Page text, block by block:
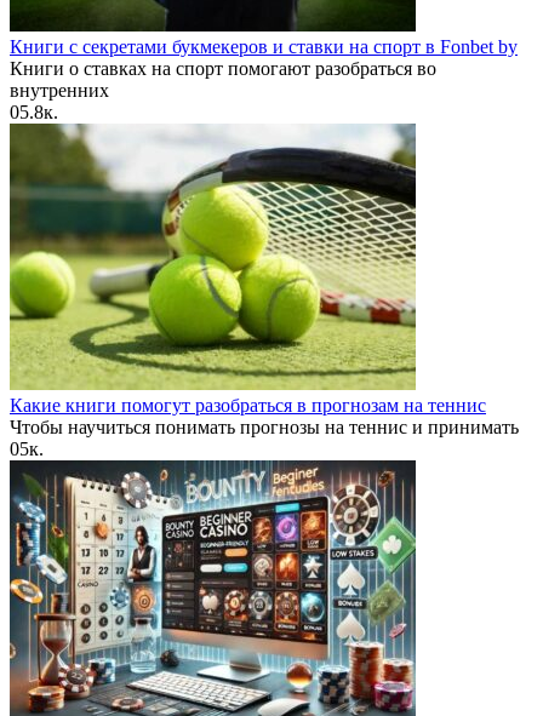
Книги с секретами букмекеров и ставки на спорт в Fonbet by
Книги о ставках на спорт помогают разобраться во
внутренних
05.8к.
Какие книги помогут разобраться в прогнозам на теннис
Чтобы научиться понимать прогнозы на теннис и принимать
05к.